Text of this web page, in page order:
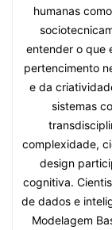
humanas
entender o que
pertencimento
e da
sistemas
complexidade,
design
cognitiva.
de dados e
Modelagem